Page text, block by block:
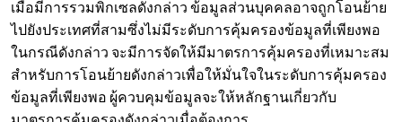
เมื่อมีการรวมพิกเซลดังกล่าว ข้อมูลส่วนบุคคลอาจถูกโอนย้าย
ไปยังประเทศที่สามซึ่งไม่มีระดับการคุ้มครองข้อมูลที่เพียงพอ
ในกรณีดังกล่าว จะมีการจัดให้มีมาตรการคุ้มครองที่เหมาะสม
สำหรับการโอนย้ายดังกล่าวเพื่อให้มั่นใจในระดับการคุ้มครอง
ข้อมูลที่เพียงพอ ผู้ควบคุมข้อมูลจะให้หลักฐานเกี่ยวกับ